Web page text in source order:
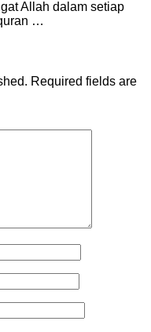
Allah dalam setiap
…
Required fields are